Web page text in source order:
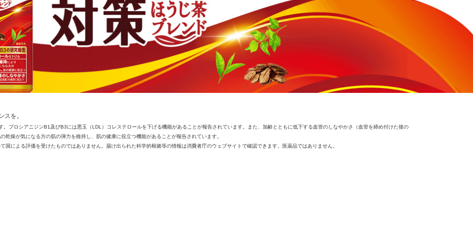
を。
。プロシアニジンB1及びB3には悪玉（LDL）コレステロールを下げる機能があることが報告されています。また、加齢とともに低下する血管のしなやかさ（血管を締め付けた後の
乾燥が気になる方の肌の弾力を維持し、肌の健康に役立つ機能があることが報告されています。
による評価を受けたものではありません。届け出られた科学的根拠等の情報は消費者庁のウェブサイトで確認できます。医薬品ではありません。